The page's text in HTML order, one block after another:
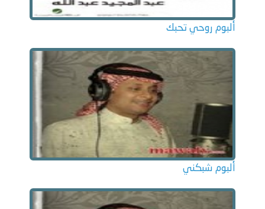
ألبوم روحي تحبك
ألبوم شبكني